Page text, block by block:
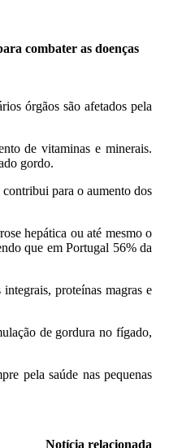
combater as doenças
órgãos são afetados pela
de vitaminas e minerais.
gordo.
contribui para o aumento dos
hepática ou até mesmo o
que em Portugal 56% da
proteínas magras e
de gordura no fígado,
pela saúde nas pequenas
Notícia relacionada